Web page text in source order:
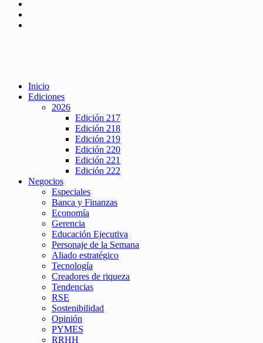
Inicio
Ediciones
2026
Edición 217
Edición 218
Edición 219
Edición 220
Edición 221
Edición 222
Negocios
Especiales
Banca y Finanzas
Economía
Gerencia
Educación Ejecutiva
Personaje de la Semana
Aliado estratégico
Tecnología
Creadores de riqueza
Tendencias
RSE
Sostenibilidad
Opinión
PYMES
RRHH